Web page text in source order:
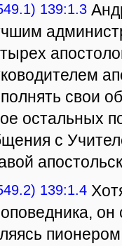
139:1.3
свои
остальных
с
139:1.4